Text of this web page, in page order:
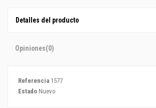
Detalles del producto
Opiniones(0)
Referencia 1577
Estado Nuevo